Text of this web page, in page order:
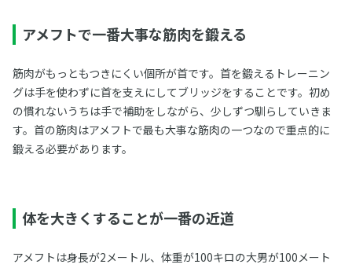
アメフトで一番大事な筋肉を鍛える
筋肉がもっともつきにくい個所が首です。首を鍛えるトレーニン
グは手を使わずに首を支えにしてブリッジをすることです。初め
の慣れないうちは手で補助をしながら、少しずつ馴らしていきま
す。首の筋肉はアメフトで最も大事な筋肉の一つなので重点的に
鍛える必要があります。
体を大きくすることが一番の近道
アメフトは身長が2メートル、体重が100キロの大男が100メート